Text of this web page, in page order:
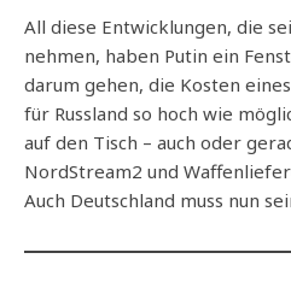
All diese Entwicklungen, die
nehmen, haben Putin ein
darum gehen, die Kosten
für Russland so hoch wie
auf den Tisch – auch oder
NordStream2 und
Auch Deutschland muss nun